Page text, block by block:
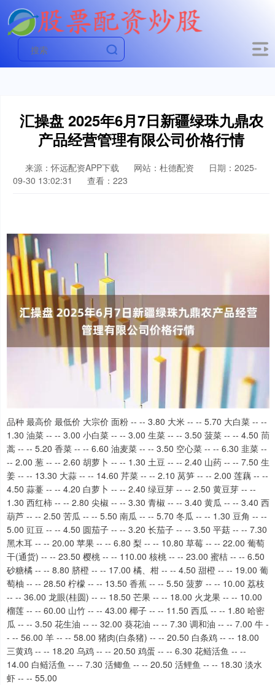
汇操盘 2025年6月7日新疆绿珠九鼎农
产品经营管理有限公司价格行情
来源：怀远配资APP下载 网站：杜德配资
日期：2025-
09-30 13:02:31
查看：223
品种 最高价 最低价 大宗价 面粉 -- -- 3.80 大米 -- -- 5.70 大白菜 -- --
1.30 油菜 -- -- 3.00 小白菜 -- -- 3.00 生菜 -- -- 3.50 菠菜 -- -- 4.50 茼
蒿 -- -- 5.20 香菜 -- -- 6.60 油麦菜 -- -- 3.50 空心菜 -- -- 6.30 韭菜 --
-- 2.00 葱 -- -- 2.60 胡萝卜 -- -- 1.30 土豆 -- -- 2.40 山药 -- -- 7.50 生
姜 -- -- 13.30 大蒜 -- -- 14.60 芹菜 -- -- 2.10 莴笋 -- -- 2.00 莲藕 -- --
4.50 蒜薹 -- -- 4.20 白萝卜 -- -- 2.40 绿豆芽 -- -- 2.50 黄豆芽 -- --
1.30 西红柿 -- -- 2.80 尖椒 -- -- 3.30 青椒 -- -- 3.40 黄瓜 -- -- 3.40 西
葫芦 -- -- 2.50 苦瓜 -- -- 5.50 南瓜 -- -- 5.70 冬瓜 -- -- 1.30 豆角 -- --
5.00 豇豆 -- -- 4.50 圆茄子 -- -- 3.20 长茄子 -- -- 3.50 平菇 -- -- 7.30
黑木耳 -- -- 20.00 苹果 -- -- 6.80 梨 -- -- 10.80 草莓 -- -- 22.00 葡萄
干(通货) -- -- 23.50 樱桃 -- -- 110.00 核桃 -- -- 23.00 蜜桔 -- -- 6.50
砂糖橘 -- -- 8.80 脐橙 -- -- 17.00 橘、柑 -- -- 4.50 甜橙 -- -- 19.00 葡
萄柚 -- -- 28.50 柠檬 -- -- 13.50 香蕉 -- -- 5.50 菠萝 -- -- 10.00 荔枝
-- -- 36.00 龙眼(桂圆) -- -- 18.50 芒果 -- -- 18.00 火龙果 -- -- 10.00
榴莲 -- -- 60.00 山竹 -- -- 43.00 椰子 -- -- 11.50 西瓜 -- -- 1.80 哈密
瓜 -- -- 3.50 花生油 -- -- 32.00 葵花油 -- -- 7.30 调和油 -- -- 7.00 牛 -
- -- 56.00 羊 -- -- 58.00 猪肉(白条猪) -- -- 20.50 白条鸡 -- -- 18.00
三黄鸡 -- -- 18.20 乌鸡 -- -- 20.50 鸡蛋 -- -- 6.30 花鲢活鱼 -- --
14.00 白鲢活鱼 -- -- 7.30 活鲫鱼 -- -- 20.50 活鲤鱼 -- -- 18.30 淡水
虾 -- -- 55.00